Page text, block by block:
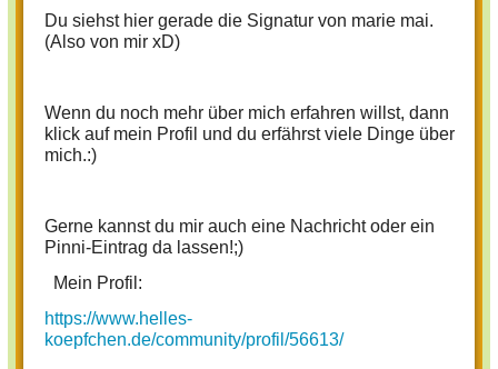
Du siehst hier gerade die Signatur von marie mai.
(Also von mir xD)
Wenn du noch mehr über mich erfahren willst, dann
klick auf mein Profil und du erfährst viele Dinge über
mich.:)
Gerne kannst du mir auch eine Nachricht oder ein
Pinni-Eintrag da lassen!;)
Mein Profil:
https://www.helles-
koepfchen.de/community/profil/56613/